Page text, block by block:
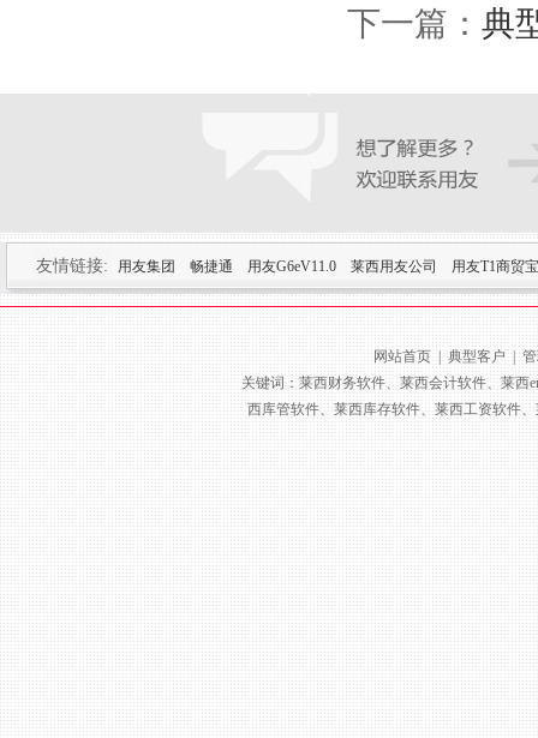
下一篇： 典
友情链接: 用友集团 畅捷通 用友G6eV11.0 莱西用友公司 用友T1商贸宝
网站首页 | 典型客户 |
关键词：莱西财务软件、莱西会计软件、莱西
西库管软件、莱西库存软件、莱西工资软件